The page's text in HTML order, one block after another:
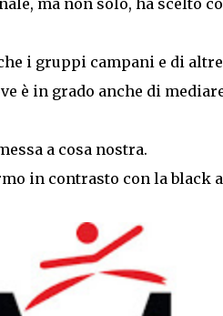
ma non solo, ha scelto
i gruppi campani e di altre
è in grado anche di
a cosa nostra.
in contrasto con la black